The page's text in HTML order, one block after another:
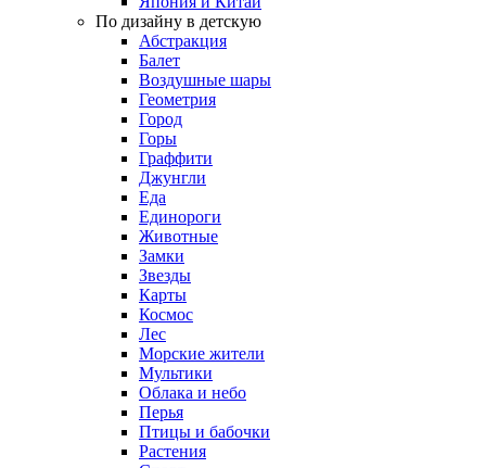
По дизайну в детскую
Абстракция
Балет
Воздушные шары
Геометрия
Город
Горы
Граффити
Джунгли
Еда
Единороги
Животные
Замки
Звезды
Карты
Космос
Лес
Морские жители
Мультики
Облака и небо
Перья
Птицы и бабочки
Растения